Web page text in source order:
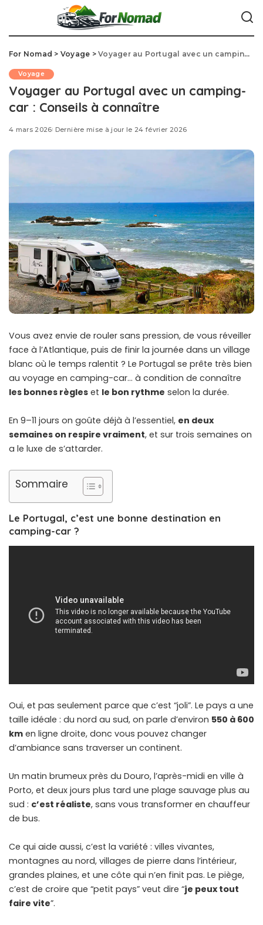
For Nomad > Voyage >Voyager au Portugal avec un camping-car : Conseils à connaître
Voyage
Voyager au Portugal avec un camping-
car : Conseils à connaître
4 mars 2026 Dernière mise à jour le 24 février 2026
Vous avez envie de rouler sans pression, de vous réveiller
face à l’Atlantique, puis de finir la journée dans un village
blanc où le temps ralentit ? Le Portugal se prête très bien
au voyage en camping-car… à condition de connaître
les bonnes règles et le bon rythme selon la durée.
En 9–11 jours on goûte déjà à l’essentiel, en deux
semaines on respire vraiment, et sur trois semaines on
a le luxe de s’attarder.
Sommaire
Le Portugal, c’est une bonne destination en
camping-car ?
Oui, et pas seulement parce que c’est “joli”. Le pays a une
taille idéale : du nord au sud, on parle d’environ 550 à 600
km en ligne droite, donc vous pouvez changer
d’ambiance sans traverser un continent.
Un matin brumeux près du Douro, l’après-midi en ville à
Porto, et deux jours plus tard une plage sauvage plus au
sud : c’est réaliste, sans vous transformer en chauffeur
de bus.
Ce qui aide aussi, c’est la variété : villes vivantes,
montagnes au nord, villages de pierre dans l’intérieur,
grandes plaines, et une côte qui n’en finit pas. Le piège,
c’est de croire que “petit pays” veut dire “je peux tout
faire vite”.